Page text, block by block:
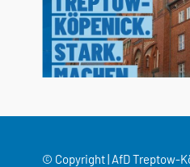
© Copyright | AfD Treptow-